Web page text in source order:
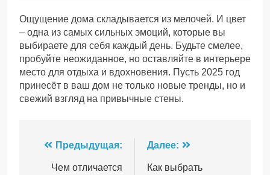
Ощущение дома складывается из мелочей. И цвет
– одна из самых сильных эмоций, которые вы
выбираете для себя каждый день. Будьте смелее,
пробуйте неожиданное, но оставляйте в интерьере
место для отдыха и вдохновения. Пусть 2025 год
принесёт в ваш дом не только новые тренды, но и
свежий взгляд на привычные стены.
Навигация
Предыдущая:
Чем отличается
Далее:
Как выбрать